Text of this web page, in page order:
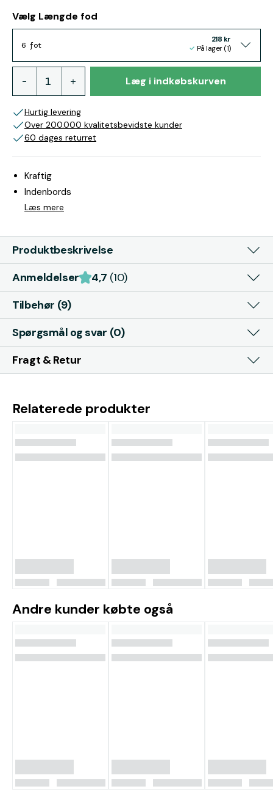
Vælg Længde fod
6 fot
218 kr
På lager (1)
Læg i indkøbskurven
Hurtig levering
Over 200.000 kvalitetsbevidste kunder
60 dages returret
Kraftig
Indenbords
Læs mere
Produktbeskrivelse
Anmeldelser
4,7 (10)
Tilbehør (9)
Spørgsmål og svar (0)
Fragt & Retur
Relaterede produkter
Andre kunder købte også